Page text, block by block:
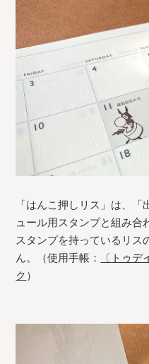
「はんこ押しリス」は、
ュール用スタンプと組み
スタンプを持っているリス
ん。（使用手帳：
〔トゥ
ク ）